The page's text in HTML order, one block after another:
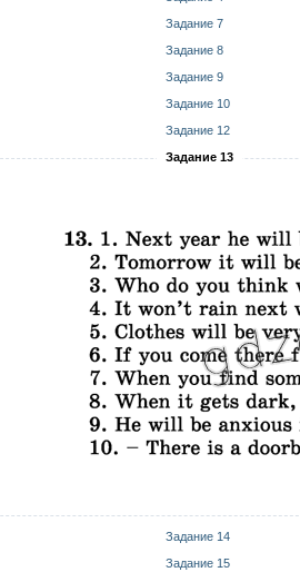
Задание 7
Задание 8
Задание 9
Задание 10
Задание 12
Задание 13
Задание 14
Задание 15